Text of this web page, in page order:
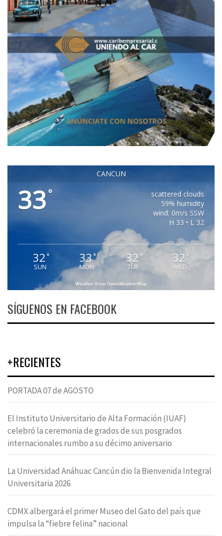
CANCUN
33°
scattered clouds
59% humidity
wind: 0m/s SSW
H 33 • L 32
32°
SUN
33°
MON
32 °
TUE
32 °
WED
Weather from OpenWeatherMap
SÍGUENOS EN FACEBOOK
+RECIENTES
PORTADA 07 de AGOSTO
El Instituto Universitario de Alta Formación (IUAF)
celebró la ceremonia de grados de sus posgrados
internacionales rumbo a su décimo aniversario
La Universidad Anáhuac Cancún dio la Bienvenida Integral
Universitaria 2026
CDMX albergará el primer Museo del Gato del país que
impulsa la “fiebre felina” nacional